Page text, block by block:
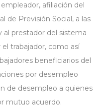
afiliación del
de Previsión Social, a las
al prestador del sistema
trabajador, como así
beneficiarios del
por desempleo
de desempleo a quienes
mutuo acuerdo.